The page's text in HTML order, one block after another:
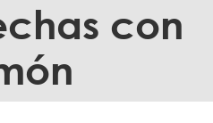
con